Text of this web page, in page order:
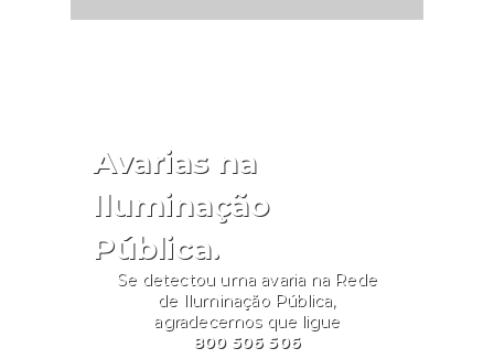
Avarias na
Iluminação
Pública.
Se detectou uma avaria na Rede
de Iluminação Pública,
agradecemos que ligue
800 506 506